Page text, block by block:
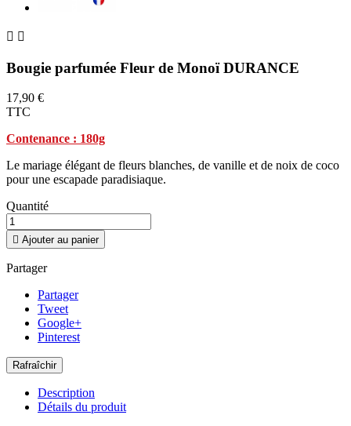
 
Bougie parfumée Fleur de Monoï DURANCE
17,90 €
TTC
Contenance : 180g
Le mariage élégant de fleurs blanches, de vanille et de noix de coco
pour une escapade paradisiaque.
Quantité
 Ajouter au panier
Partager
Partager
Tweet
Google+
Pinterest
Description
Détails du produit